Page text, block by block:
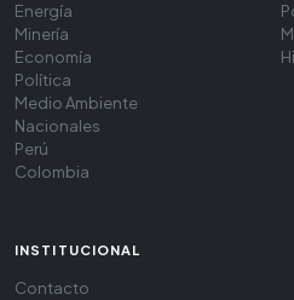
Energía
Minería
Economía
Política
Medio Ambiente
Nacionales
Perú
Colombia
INSTITUCIONAL
Contacto